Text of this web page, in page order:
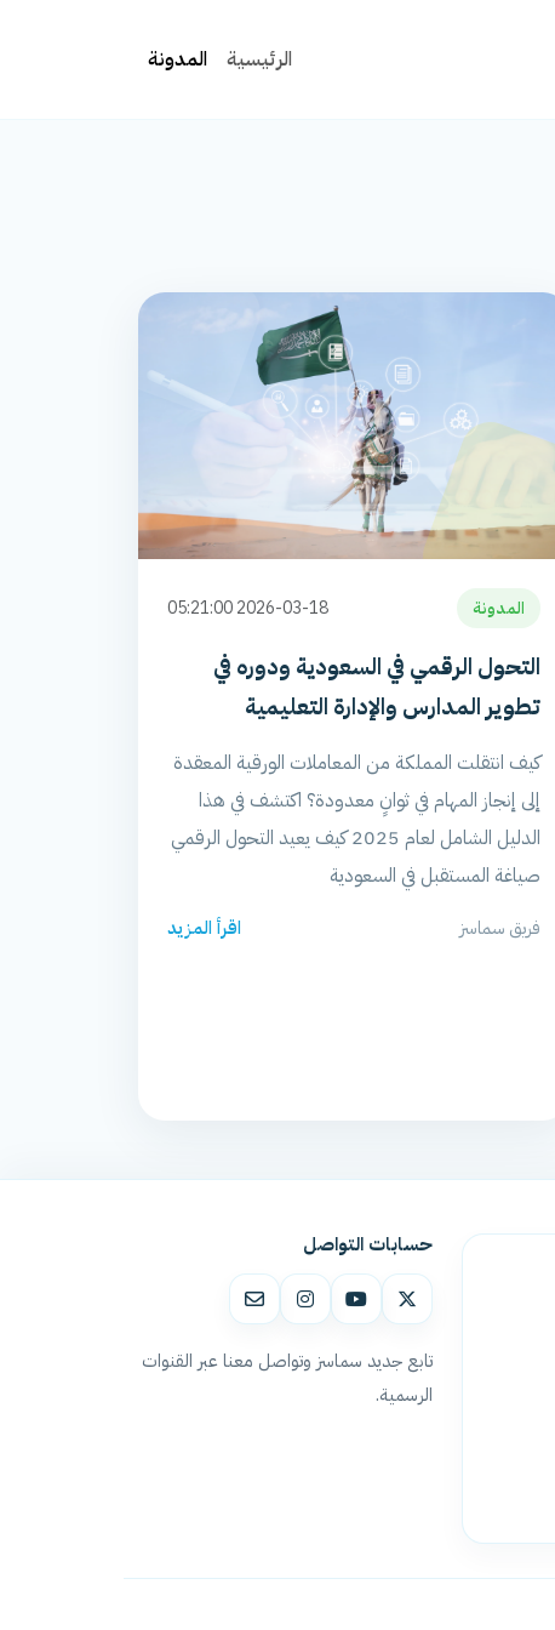
الرئيسية المدونة
المدونة 2026-03-18 05:21:00
التحول الرقمي في السعودية ودوره في
تطوير المدارس والإدارة التعليمية
كيف انتقلت المملكة من المعاملات الورقية المعقدة
إلى إنجاز المهام في ثوانٍ معدودة؟ اكتشف في هذا
الدليل الشامل لعام 2025 كيف يعيد التحول الرقمي
صياغة المستقبل في السعودية
فريق سماسز اقرأ المزيد
حسابات التواصل
تابع جديد سماسز وتواصل معنا عبر القنوات
الرسمية.